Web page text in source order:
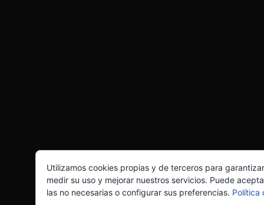
Utilizamos cookies propias y de terceros para
medir su uso y mejorar nuestros servicios. Puede
las no necesarias o configurar sus preferencias. Política